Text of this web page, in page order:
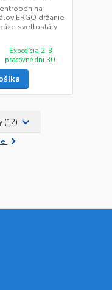
na
ERGO držanie
svetlostály
Expedícia 2-3
pracovné dni 30
(12)